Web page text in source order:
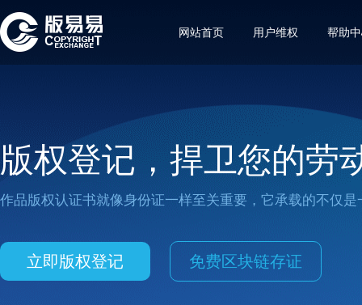
网站首页 用户维权 帮助
版权登记，捍卫您的劳
作品版权认证书就像身份证一样至关重要，它承载的不仅
立即版权登记 免费区块链存证